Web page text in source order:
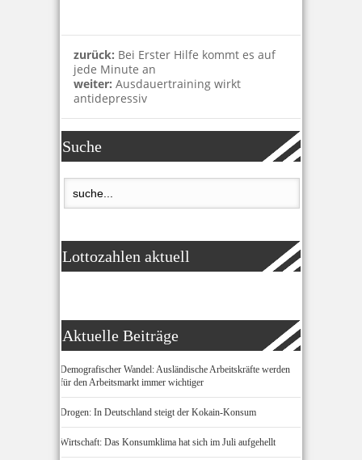
zurück: Bei Erster Hilfe kommt es auf
jede Minute an
weiter: Ausdauertraining wirkt
antidepressiv
Suche
Lottozahlen aktuell
Aktuelle Beiträge
Demografischer Wandel: Ausländische Arbeitskräfte werden
für den Arbeitsmarkt immer wichtiger
Drogen: In Deutschland steigt der Kokain-Konsum
Wirtschaft: Das Konsumklima hat sich im Juli aufgehellt